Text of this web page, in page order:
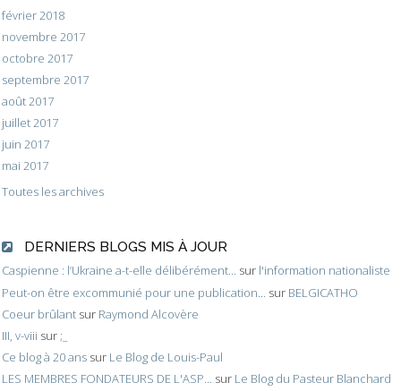
février 2018
novembre 2017
octobre 2017
septembre 2017
août 2017
juillet 2017
juin 2017
mai 2017
Toutes les archives
DERNIERS BLOGS MIS À JOUR
Caspienne : l’Ukraine a-t-elle délibérément... sur l'information nationaliste
Peut-on être excommunié pour une publication... sur BELGICATHO
Coeur brûlant sur Raymond Alcovère
III, v-viii sur ;_
Ce blog à 20 ans sur Le Blog de Louis-Paul
LES MEMBRES FONDATEURS DE L'ASP... sur Le Blog du Pasteur Blanchard